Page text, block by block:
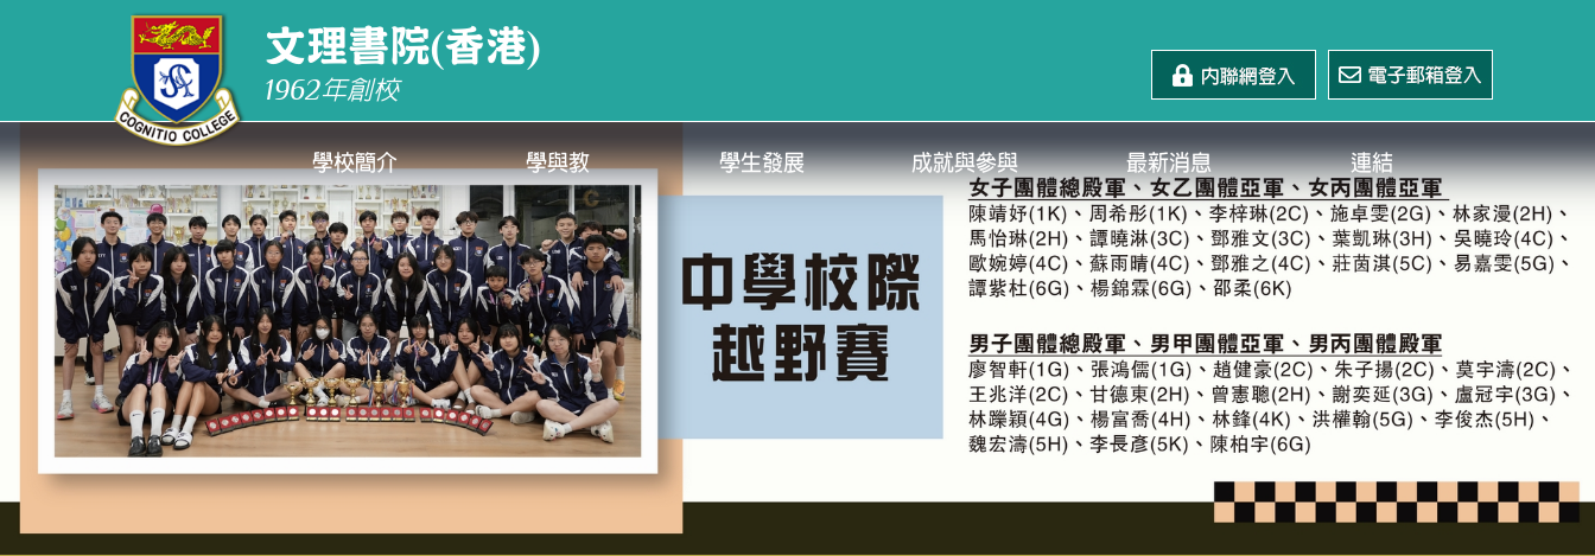
文理書院(香港)
1962年創校
學校簡介 學與教 學生發展 成就與參與 最新消息 連結